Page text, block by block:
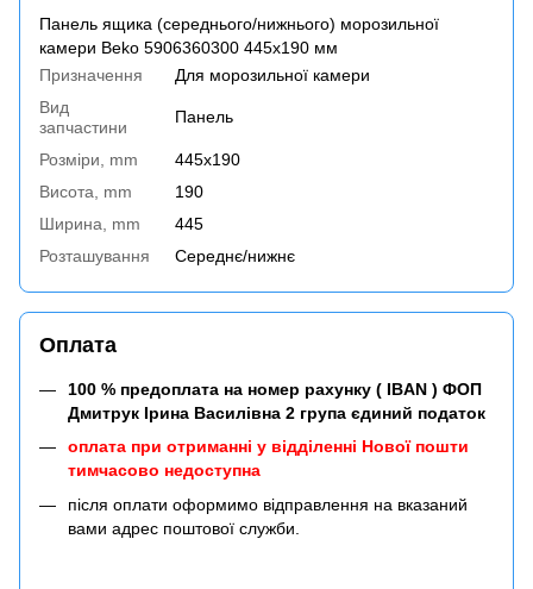
Панель ящика (середнього/нижнього) морозильної
камери Beko 5906360300 445х190 мм
Призначення
Для морозильної камери
Вид
запчастини
Панель
Розміри, mm
445x190
Висота, mm
190
Ширина, mm
445
Розташування
Середнє/нижнє
Оплата
100 % предоплата на номер рахунку ( IBAN ) ФОП
Дмитрук Ірина Василівна 2 група єдиний податок
оплата при отриманні у відділенні Нової пошти
тимчасово недоступна
після оплати оформимо відправлення на вказаний
вами адрес поштової служби.